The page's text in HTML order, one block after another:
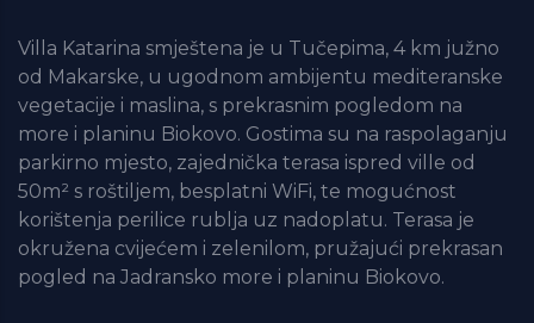
Villa Katarina smještena je u Tučepima, 4 km južno
od Makarske, u ugodnom ambijentu mediteranske
vegetacije i maslina, s prekrasnim pogledom na
more i planinu Biokovo. Gostima su na raspolaganju
parkirno mjesto, zajednička terasa ispred ville od
50m² s roštiljem, besplatni WiFi, te mogućnost
korištenja perilice rublja uz nadoplatu. Terasa je
okružena cvijećem i zelenilom, pružajući prekrasan
pogled na Jadransko more i planinu Biokovo.